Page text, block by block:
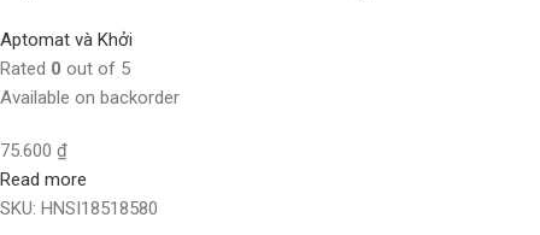
Aptomat và Khởi
Rated 0 out of 5
Available on backorder
75.600 ₫
Read more
SKU: HNSI18518580